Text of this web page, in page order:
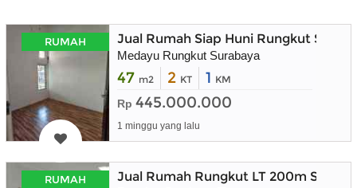
RUMAH Jual Rumah Siap Huni Rungkut
Medayu Rungkut Surabaya
47 m2 2 KT 1 KM
Rp 445.000.000
1 minggu yang lalu
RUMAH Jual Rumah Rungkut LT 200m